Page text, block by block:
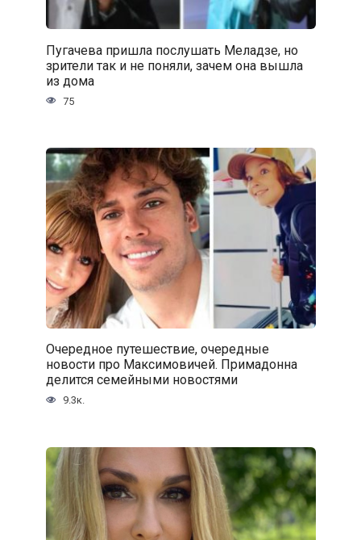
Пугачева пришла послушать Меладзе, но
зрители так и не поняли, зачем она вышла
из дома
75
Очередное путешествие, очередные
новости про Максимовичей. Примадонна
делится семейными новостями
9.3к.